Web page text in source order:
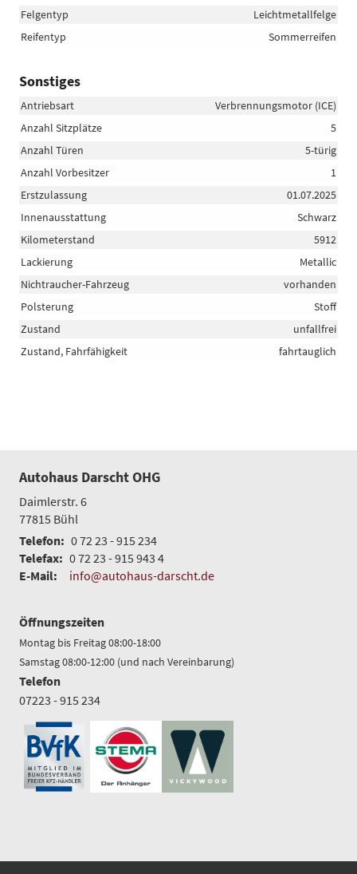
Felgentyp
Leichtmetallfelge
Reifentyp
Sommerreifen
Sonstiges
Antriebsart
Verbrennungsmotor (ICE)
Anzahl Sitzplätze
5
Anzahl Türen
5-türig
Anzahl Vorbesitzer
1
Erstzulassung
01.07.2025
Innenausstattung
Schwarz
Kilometerstand
5912
Lackierung
Metallic
Nichtraucher-Fahrzeug
vorhanden
Polsterung
Stoff
Zustand
unfallfrei
Zustand, Fahrfähigkeit
fahrtauglich
Autohaus Darscht OHG
Daimlerstr. 6
77815 Bühl
Telefon: 0 72 23 - 915 234
Telefax: 0 72 23 - 915 943 4
E-Mail:
info@autohaus-darscht.de
Öffnungszeiten
Montag bis Freitag 08:00-18:00
Samstag 08:00-12:00 (und nach Vereinbarung)
Telefon
07223 - 915 234